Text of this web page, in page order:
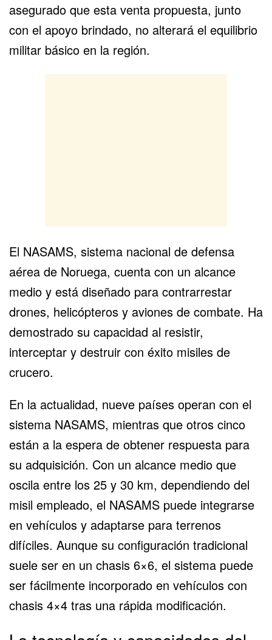
asegurado que esta venta propuesta, junto
con el apoyo brindado, no alterará el equilibrio
militar básico en la región.
El NASAMS, sistema nacional de defensa
aérea de Noruega, cuenta con un alcance
medio y está diseñado para contrarrestar
drones, helicópteros y aviones de combate. Ha
demostrado su capacidad al resistir,
interceptar y destruir con éxito misiles de
crucero.
En la actualidad, nueve países operan con el
sistema NASAMS, mientras que otros cinco
están a la espera de obtener respuesta para
su adquisición. Con un alcance medio que
oscila entre los 25 y 30 km, dependiendo del
misil empleado, el NASAMS puede integrarse
en vehículos y adaptarse para terrenos
difíciles. Aunque su configuración tradicional
suele ser en un chasis 6×6, el sistema puede
ser fácilmente incorporado en vehículos con
chasis 4×4 tras una rápida modificación.